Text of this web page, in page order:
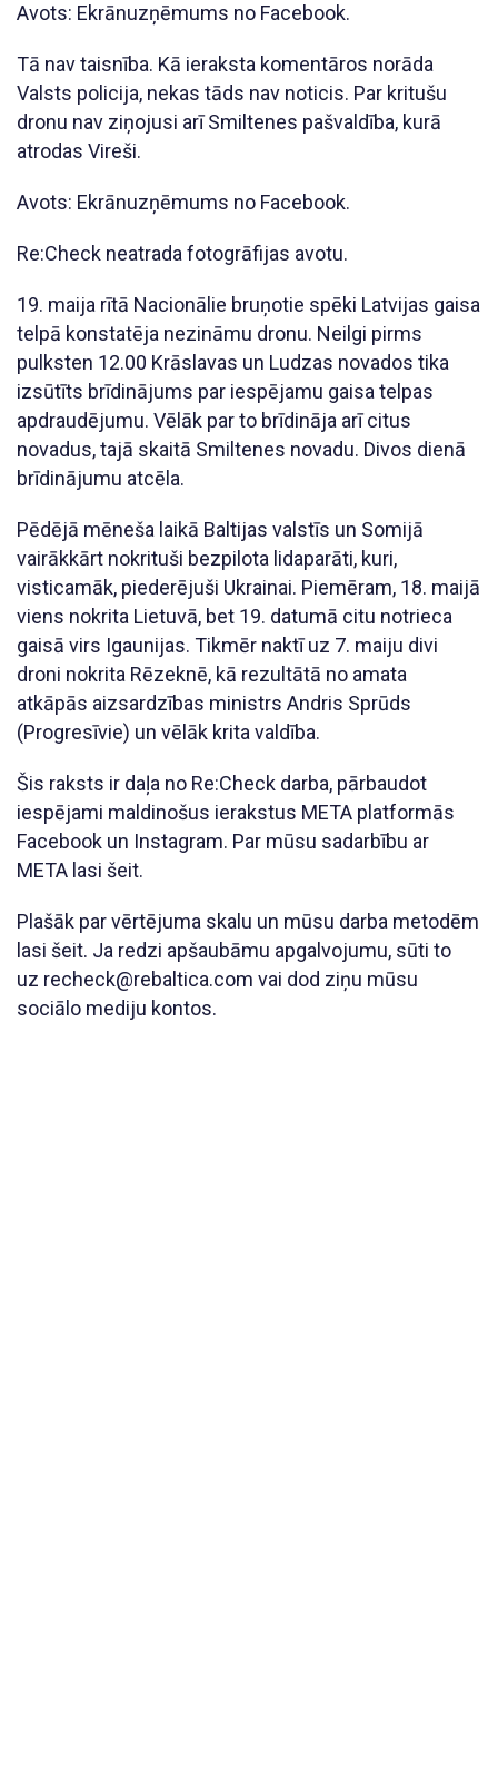
Avots: Ekrānuzņēmums no Facebook.
Tā nav taisnība. Kā ieraksta komentāros norāda
Valsts policija, nekas tāds nav noticis. Par kritušu
dronu nav ziņojusi arī Smiltenes pašvaldība, kurā
atrodas Vireši.
Avots: Ekrānuzņēmums no Facebook.
Re:Check neatrada fotogrāfijas avotu.
19. maija rītā Nacionālie bruņotie spēki Latvijas gaisa
telpā konstatēja nezināmu dronu. Neilgi pirms
pulksten 12.00 Krāslavas un Ludzas novados tika
izsūtīts brīdinājums par iespējamu gaisa telpas
apdraudējumu. Vēlāk par to brīdināja arī citus
novadus, tajā skaitā Smiltenes novadu. Divos dienā
brīdinājumu atcēla.
Pēdējā mēneša laikā Baltijas valstīs un Somijā
vairākkārt nokrituši bezpilota lidaparāti, kuri,
visticamāk, piederējuši Ukrainai. Piemēram, 18. maijā
viens nokrita Lietuvā, bet 19. datumā citu notrieca
gaisā virs Igaunijas. Tikmēr naktī uz 7. maiju divi
droni nokrita Rēzeknē, kā rezultātā no amata
atkāpās aizsardzības ministrs Andris Sprūds
(Progresīvie) un vēlāk krita valdība.
Šis raksts ir daļa no Re:Check darba, pārbaudot
iespējami maldinošus ierakstus META platformās
Facebook un Instagram. Par mūsu sadarbību ar
META lasi šeit.
Plašāk par vērtējuma skalu un mūsu darba metodēm
lasi šeit. Ja redzi apšaubāmu apgalvojumu, sūti to
uz recheck@rebaltica.com vai dod ziņu mūsu
sociālo mediju kontos.